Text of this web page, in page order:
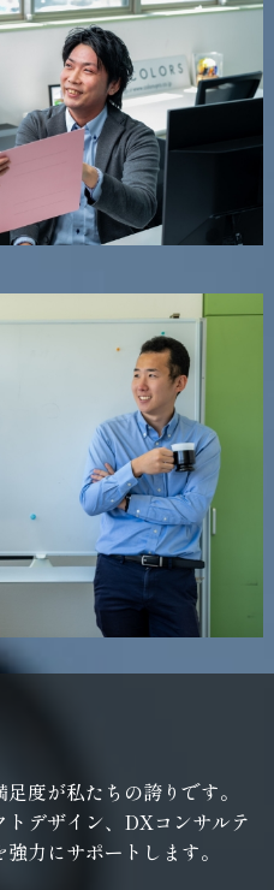
度が私たちの誇りです。
デザイン、DXコンサルテ
力にサポートします。